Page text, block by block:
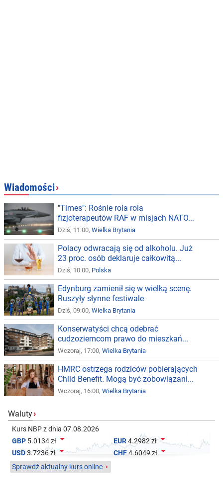
Wiadomości›
"Times": Rośnie rola rola
fizjoterapeutów RAF w misjach NATO...
Dziś, 11:00, Wielka Brytania
Polacy odwracają się od alkoholu. Już
23 proc. osób deklaruje całkowitą...
Dziś, 10:00, Polska
Edynburg zamienił się w wielką scenę.
Ruszyły słynne festiwale
Dziś, 09:00, Wielka Brytania
Konserwatyści chcą odebrać
cudzoziemcom prawo do mieszkań...
Wczoraj, 17:00, Wielka Brytania
HMRC ostrzega rodziców pobierających
Child Benefit. Mogą być zobowiązani...
Wczoraj, 16:00, Wielka Brytania
Waluty›
Kurs NBP z dnia 07.08.2026
GBP 5.0134 zł  EUR4.2982 zł
USD3.7236 zł CHF4.6049 zł 
Sprawdź aktualny kurs online ›